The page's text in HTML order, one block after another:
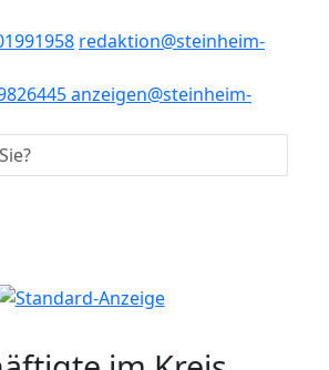
redaktion@steinheim-
anzeigen@steinheim-